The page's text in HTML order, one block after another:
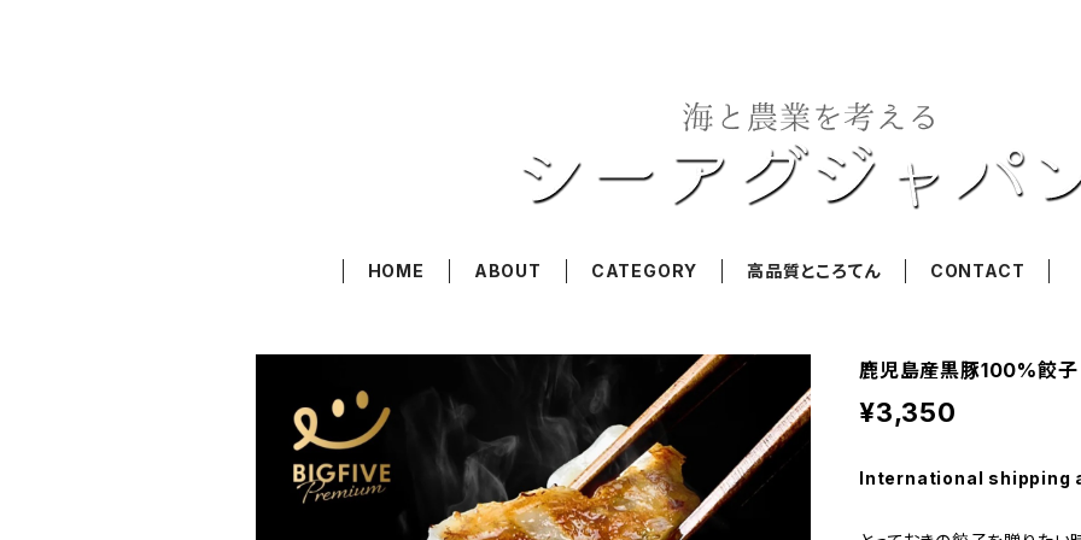
HOME ABOUT CATEGORY 高品質ところてん CONTACT
鹿児島産黒豚100%餃
¥3,350
International shipping